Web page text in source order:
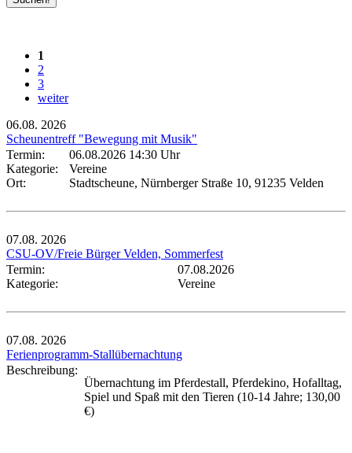
1
2
3
weiter
06.08. 2026
Scheunentreff "Bewegung mit Musik"
Termin:
06.08.2026 14:30 Uhr
Kategorie:
Vereine
Ort:
Stadtscheune, Nürnberger Straße 10, 91235 Velden
07.08. 2026
CSU-OV/Freie Bürger Velden, Sommerfest
Termin:
07.08.2026
Kategorie:
Vereine
07.08. 2026
Ferienprogramm-Stallübernachtung
Beschreibung:
Übernachtung im Pferdestall, Pferdekino, Hofalltag,
Spiel und Spaß mit den Tieren (10-14 Jahre; 130,00
€)